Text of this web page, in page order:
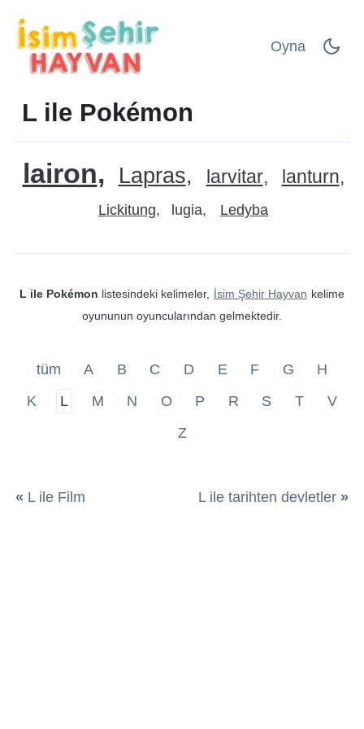
Oyna
L ile Pokémon
lairon Lapras larvitar lanturn
Lickitung lugia Ledyba
L ile Pokémon listesindeki kelimeler, İsim Şehir Hayvan kelime
oyununun oyuncularından gelmektedir.
tüm A B C D E F G
H
K
L M N O P R S T
V
Z
« L ile Film L ile tarihten devletler »